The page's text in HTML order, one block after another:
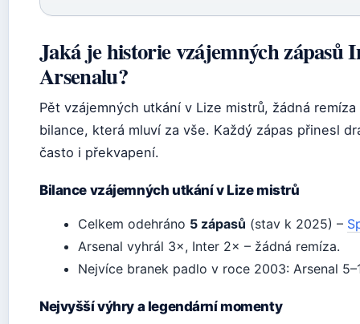
Jaká je historie vzájemných zápasů
Arsenalu?
Pět vzájemných utkání v Lize mistrů, žádná remíza
bilance, která mluví za vše. Každý zápas přinesl
často i překvapení.
Bilance vzájemných utkání v Lize mistrů
Celkem odehráno 5 zápasů (stav k 2025) –
Arsenal vyhrál 3×, Inter 2× – žádná remíza.
Nejvíce branek padlo v roce 2003: Arsenal
Nejvyšší výhry a legendární momenty